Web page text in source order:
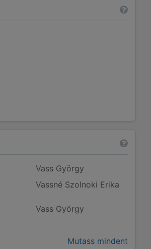
Vass György
Vassné Szolnoki Erika
Vass György
Mutass mindent